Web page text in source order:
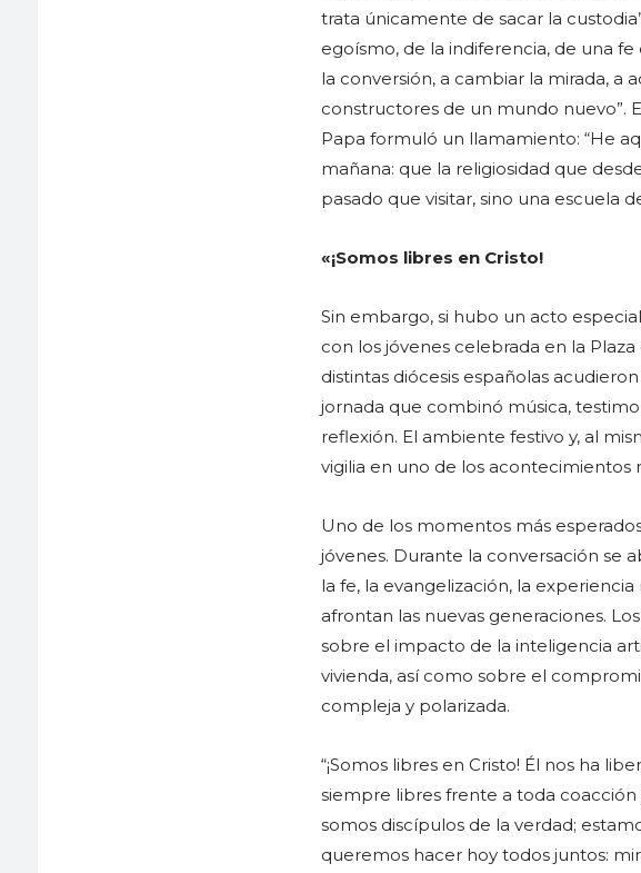
trata únicamente de sacar la
egoísmo, de la indiferencia, de una
la conversión, a cambiar la mirada, a
constructores de un mundo nuevo”.
Papa formuló un llamamiento: “He
mañana: que la religiosidad que
pasado que visitar, sino una escuela
«¡Somos libres en Cristo!
Sin embargo, si hubo un acto
con los jóvenes celebrada en la
distintas diócesis españolas
jornada que combinó música,
reflexión. El ambiente festivo y, al
vigilia en uno de los acontecimientos
Uno de los momentos más
jóvenes. Durante la conversación se
la fe, la evangelización, la
afrontan las nuevas generaciones.
sobre el impacto de la inteligencia
vivienda, así como sobre el
compleja y polarizada.
“¡Somos libres en Cristo! Él nos ha
siempre libres frente a toda
somos discípulos de la verdad;
queremos hacer hoy todos juntos: